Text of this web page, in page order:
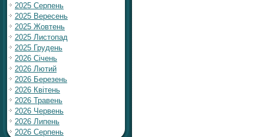
2025 Серпень
2025 Вересень
2025 Жовтень
2025 Листопад
2025 Грудень
2026 Січень
2026 Лютий
2026 Березень
2026 Квітень
2026 Травень
2026 Червень
2026 Липень
2026 Серпень